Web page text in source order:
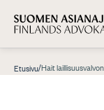
Etusivu/Hait